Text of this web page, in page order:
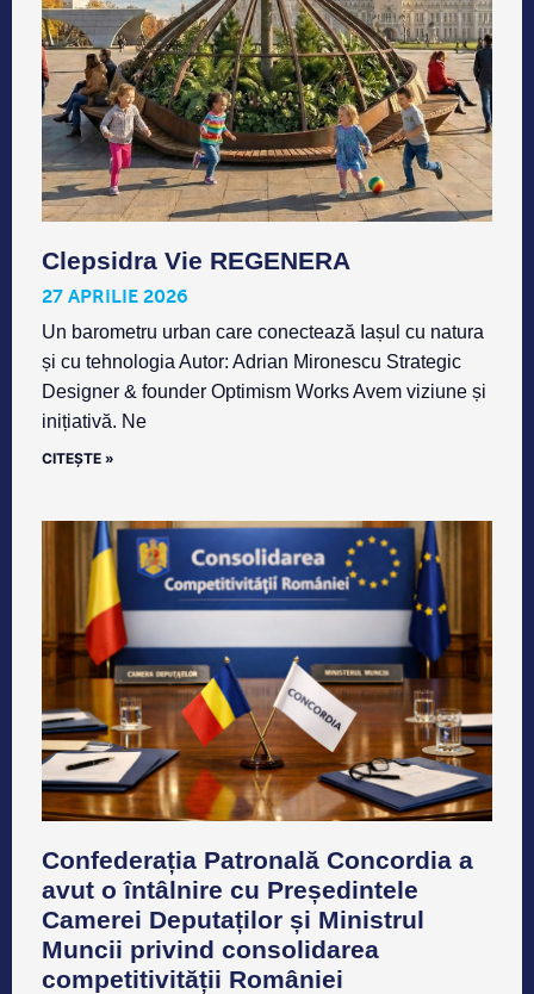
Clepsidra Vie REGENERA
27 APRILIE 2026
Un barometru urban care conectează Iașul cu natura
și cu tehnologia Autor: Adrian Mironescu Strategic
Designer & founder Optimism Works Avem viziune și
inițiativă. Ne
CITEȘTE »
Confederația Patronală Concordia a
avut o întâlnire cu Președintele
Camerei Deputaților și Ministrul
Muncii privind consolidarea
competitivității României